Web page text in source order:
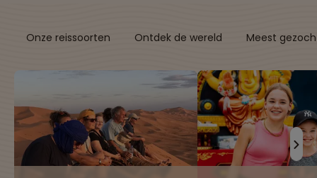
Onze reissoorten Ontdek de wereld Meest